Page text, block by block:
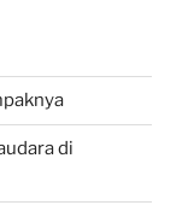
di